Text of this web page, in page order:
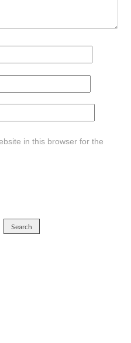
in this browser for the
Search